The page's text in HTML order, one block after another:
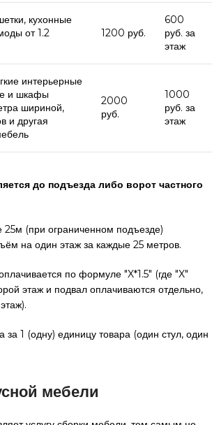
кухонные
от 1.2
1200 руб.
600
руб. за
этаж
интерьерные
и шкафы
шириной,
и другая
2000
руб.
1000
руб. за
этаж
до подъезда либо ворот частного
(при ограниченном подъезде)
на один этаж за каждые 25 метров.
по формуле "X*1.5" (где "X"
этаж и подвал оплачиваются отдельно,
за 1 (одну) единицу товара (один стул, один
мебели